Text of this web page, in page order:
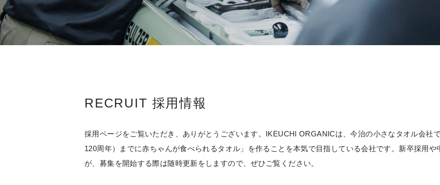
RECRUIT 採用情報
採用ページをご覧いただき、ありがとうございます。IKEUCHI ORGANICは、今治の小さなタオル会社
120周年）までに赤ちゃんが食べられるタオル」を作ることを本気で目指している会社です。新卒採用
が、募集を開始する際は随時更新をしますので、ぜひご覧ください。